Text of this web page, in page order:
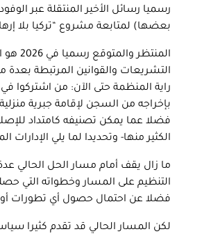
رسميا رسائل الأخير المنتقلة عبر
بعضها) لمتابعة مشروع “تركيا بلا
التشريعات والقوانين المرتبطة
راية المنظمة حتى الآن: من اشتركوا
بإخراجه من السجن لإقامة جبرية منزلية
فضلا عما يمكن تصنيفه كامتداد
الكثير منها- وتحديدا لما يلي الإدارات
ما زال يقف أمام مسار الحل الحالي
التنظيم على المسار وخطواته التي
فضلا عن احتمال حصول أي تطورات أو
لكن المسار الحالي قد تقدم كثيرا